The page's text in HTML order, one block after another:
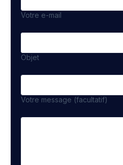
Votre e-mail
Objet
Votre message (facultatif)